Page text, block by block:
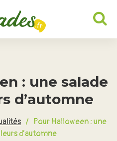
: une salade
d’automne
/ Pour Halloween : une
d’automne